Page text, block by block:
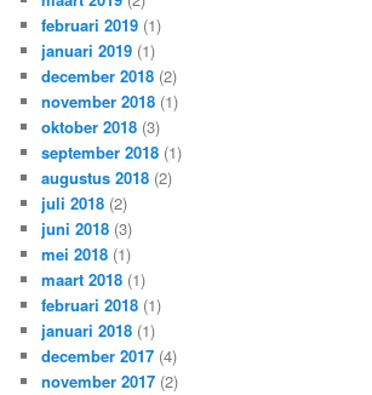
februari 2019 (1)
januari 2019 (1)
december 2018 (2)
november 2018 (1)
oktober 2018 (3)
september 2018 (1)
augustus 2018 (2)
juli 2018 (2)
juni 2018 (3)
mei 2018 (1)
maart 2018 (1)
februari 2018 (1)
januari 2018 (1)
december 2017 (4)
november 2017 (2)